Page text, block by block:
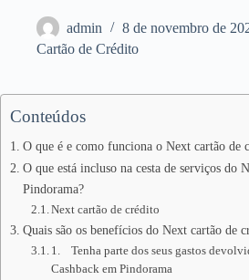
admin
8 de novembro de
Cartão de Crédito
Conteúdos
O que é e como funciona o Next cartão de
O que está incluso na cesta de serviços do
Pindorama?
Next cartão de crédito
Quais são os benefícios do Next cartão de
1. Tenha parte dos seus gastos
Cashback em Pindorama